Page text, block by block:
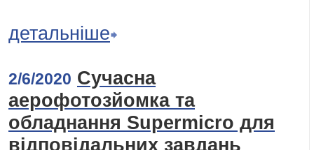
детальніше
2/6/2020 Сучасна
аерофотозйомка та
обладнання Supermicro для
відповідальних завдань